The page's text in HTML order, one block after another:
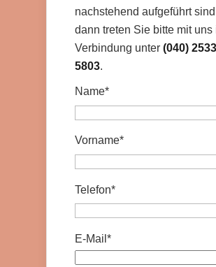
nachstehend aufgeführt
dann treten Sie bitte mit uns
Verbindung unter (040) 2533
5803.
Name*
Vorname*
Telefon*
E-Mail*